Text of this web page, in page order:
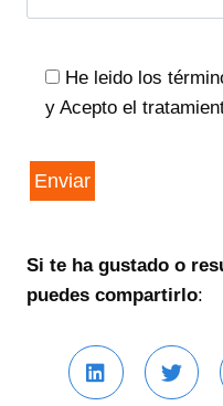
He leido los
y Acepto el
Si te ha gustado o
puedes compartirlo: